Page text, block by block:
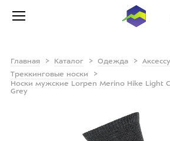
Главная Каталог Одежда
Треккинговые носки
Носки мужские Lorpen Merino Hike Light
Grey